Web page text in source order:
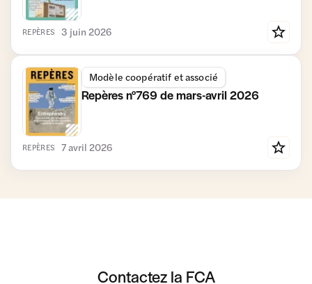
REPÈRES 3 juin 2026
Modèle coopératif et associé
Repères n°769 de mars-avril 2026
REPÈRES 7 avril 2026
Contactez la FCA